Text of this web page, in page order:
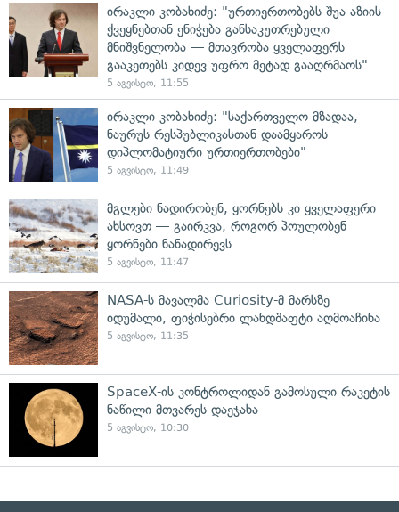
ირაკლი კობახიძე: "ურთიერთობებს შუა აზიის
ქვეყნებთან ენიჭება განსაკუთრებული
მნიშვნელობა — მთავრობა ყველაფერს
გააკეთებს კიდევ უფრო მეტად გააღრმაოს"
5 აგვისტო, 11:55
ირაკლი კობახიძე: "საქართველო მზადაა,
ნაურუს რესპუბლიკასთან დაამყაროს
დიპლომატიური ურთიერთობები"
5 აგვისტო, 11:49
მგლები ნადირობენ, ყორნებს კი ყველაფერი
ახსოვთ — გაირკვა, როგორ პოულობენ
ყორნები ნანადირევს
5 აგვისტო, 11:47
NASA-ს მავალმა Curiosity-მ მარსზე
იდუმალი, ფიჭისებრი ლანდშაფტი აღმოაჩინა
5 აგვისტო, 11:35
SpaceX-ის კონტროლიდან გამოსული რაკეტის
ნაწილი მთვარეს დაეჯახა
5 აგვისტო, 10:30